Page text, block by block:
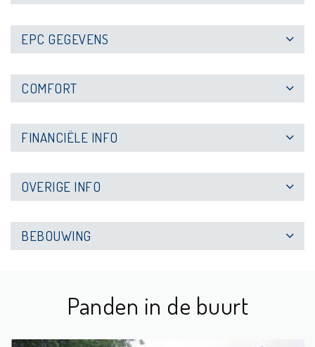
EPC GEGEVENS
COMFORT
FINANCIËLE INFO
OVERIGE INFO
BEBOUWING
Panden in de buurt